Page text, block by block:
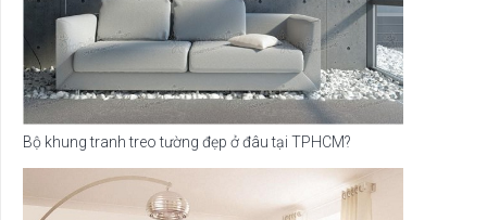
Bộ khung tranh treo tường đẹp ở đâu tại TPHCM?